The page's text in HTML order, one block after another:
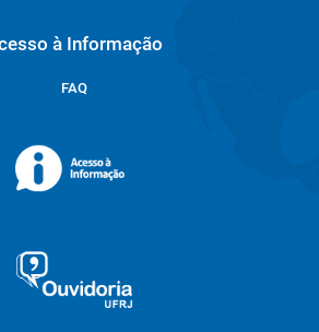
à Informação
FAQ